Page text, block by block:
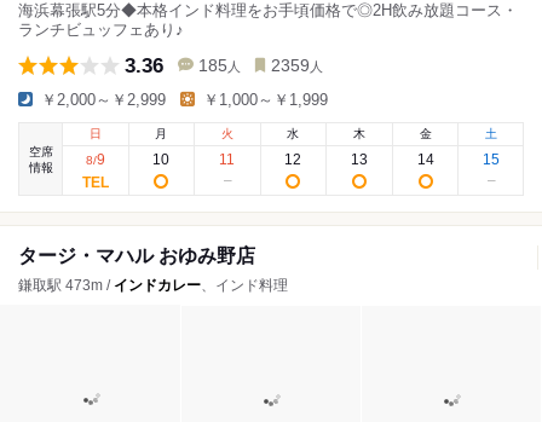
海浜幕張駅5分◆本格インド料理をお手頃価格で◎2H飲み放題コース・
ランチビュッフェあり♪
3.36 185 人 2359 人
￥2,000～￥2,999 ￥1,000～￥1,999
空席
情報
日
8/9
月
10
火
11
水
12
木
13
金
14
土
15
タージ・マハル おゆみ野店
鎌取駅 473m / インドカレー、インド料理